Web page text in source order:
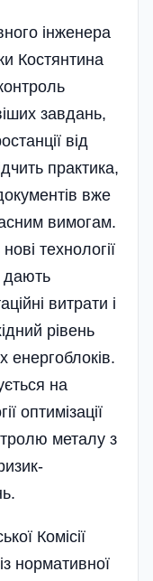
інженера
Костянтина
завдань,
від
практика,
вже
вимогам.
технології
дають
витрати і
рівень
енергоблоків.
на
оптимізації
металу з
Комісії
нормативної